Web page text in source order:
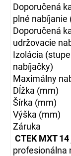
Doporučená
plné nabíjanie
Doporučená
udržovacie
Izolácia
nabíjačky)
Maximálny
Dĺžka (mm)
Šírka (mm)
Výška (mm)
Záruka
CTEK MXT 14
profesionálna
ZÁSAHOVÁ
HADICA
BOD
C52
EPDM
AL
SPOJKOU
(5M)
27,65
€